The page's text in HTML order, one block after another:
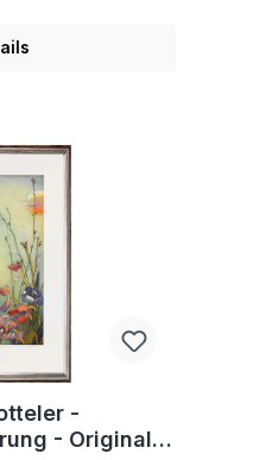
-
- Original